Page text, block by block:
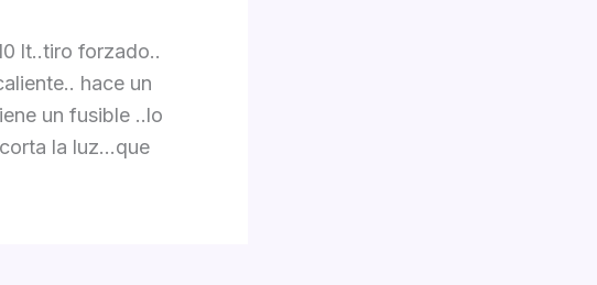
lt..tiro forzado..
hace un
un fusible ..lo
la luz…que